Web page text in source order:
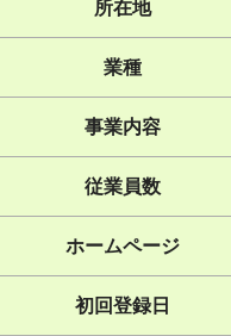
所在地
業種
事業内容
従業員数
ホームページ
初回登録日